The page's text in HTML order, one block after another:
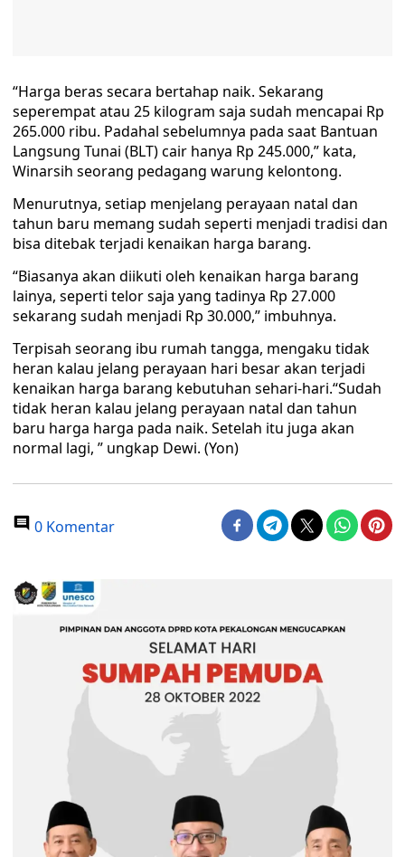
“Harga beras secara bertahap naik. Sekarang
seperempat atau 25 kilogram saja sudah mencapai Rp
265.000 ribu. Padahal sebelumnya pada saat Bantuan
Langsung Tunai (BLT) cair hanya Rp 245.000,” kata,
Winarsih seorang pedagang warung kelontong.
Menurutnya, setiap menjelang perayaan natal dan
tahun baru memang sudah seperti menjadi tradisi dan
bisa ditebak terjadi kenaikan harga barang.
“Biasanya akan diikuti oleh kenaikan harga barang
lainya, seperti telor saja yang tadinya Rp 27.000
sekarang sudah menjadi Rp 30.000,” imbuhnya.
Terpisah seorang ibu rumah tangga, mengaku tidak
heran kalau jelang perayaan hari besar akan terjadi
kenaikan harga barang kebutuhan sehari-hari.“Sudah
tidak heran kalau jelang perayaan natal dan tahun
baru harga harga pada naik. Setelah itu juga akan
normal lagi, ” ungkap Dewi. (Yon)
0 Komentar